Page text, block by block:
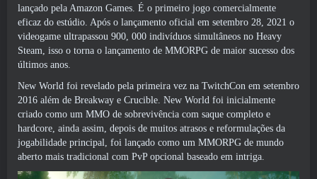
lançado pela Amazon Games. É o primeiro jogo comercialmente
eficaz do estúdio. Após o lançamento oficial em setembro 28, 2021 o
videogame ultrapassou 900, 000 indivíduos simultâneos no Heavy
Steam, isso o torna o lançamento de MMORPG de maior sucesso dos
últimos anos.
New World foi revelado pela primeira vez na TwitchCon em setembro
2016 além de Breakway e Crucible. New World foi inicialmente
criado como um MMO de sobrevivência com saque completo e
hardcore, ainda assim, depois de muitos atrasos e reformulações da
jogabilidade principal, foi lançado como um MMORPG de mundo
aberto mais tradicional com PvP opcional baseado em intriga.